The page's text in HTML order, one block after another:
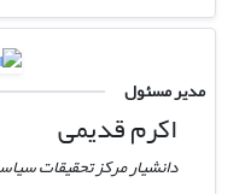
مدیر مسئول
اکرم قدیمی
دانشیار مرکز تحقیقات